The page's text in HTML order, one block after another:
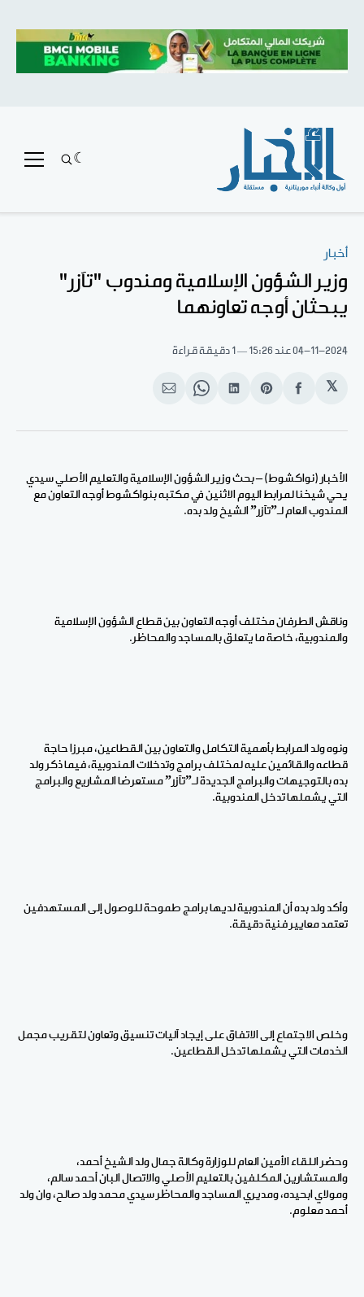
أخبار
وزير الشؤون الإسلامية ومندوب "تآزر"
يبحثان أوجه تعاونهما
04-11-2024عند 15:26 1 دقيقة قراءة
𝕏
انشر
الفيسبوك
Share
Pinterest
انشر
لينكد
Share
WhatsApp
انشر
الإيميل
الأخبار (نواكشوط) – بحث وزير الشؤون الإسلامية والتعليم الأصلي سيدي
يحي شيخنا لمرابط اليوم الاثنين في مكتبه بنواكشوط أوجه التعاون مع
المندوب العام لـ”تآزر” الشيخ ولد بده.
وناقش الطرفان مختلف أوجه التعاون بين قطاع الشؤون الإسلامية
والمندوبية، خاصة ما يتعلق بالمساجد والمحاظر.
ونوه ولد المرابط بأهمية التكامل والتعاون بين القطاعين، مبرزا حاجة
قطاعه والقائمين عليه لمختلف برامج وتدخلات المندوبية، فيما ذكر ولد
بده بالتوجيهات والبرامج الجديدة لـ”تآزر” مستعرضا المشاريع والبرامج
التي يشملها تدخل المندوبية.
وأكد ولد بده أن المندوبية لديها برامج طموحة للوصول إلى المستهدفين
تعتمد معايير فنية دقيقة.
وخلص الاجتماع إلى الاتفاق على إيجاد آليات تنسيق وتعاون لتقريب مجمل
الخدمات التي يشملها تدخل القطاعين.
وحضر اللقاء الأمين العام للوزارة وكالة جمال ولد الشيخ أحمد،
والمستشارين المكلفين بالتعليم الأصلي والاتصال البان أحمد سالم،
ومولاي ابحيده، ومديري المساجد والمحاظر سيدي محمد ولد صالح، وان ولد
أحمد معلوم.